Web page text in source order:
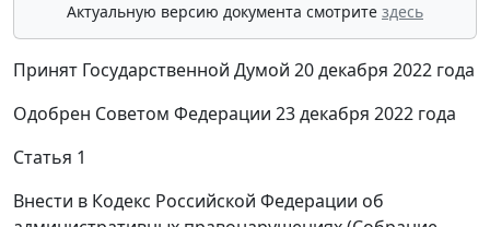
Актуальную версию документа смотрите здесь
Принят Государственной Думой 20 декабря 2022 года
Одобрен Советом Федерации 23 декабря 2022 года
Статья 1
Внести в Кодекс Российской Федерации об